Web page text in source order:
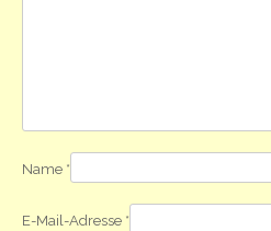
Name *
E-Mail-Adresse *